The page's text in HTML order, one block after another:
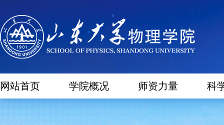
网站首页 学院概况 师资力量 科